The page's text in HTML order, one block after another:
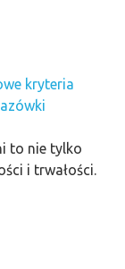
kryteria
to nie tylko
i trwałości.